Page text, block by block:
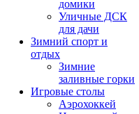
домики
Уличные ДСК
для дачи
Зимний спорт и
отдых
Зимние
заливные горки
Игровые столы
Аэрохоккей